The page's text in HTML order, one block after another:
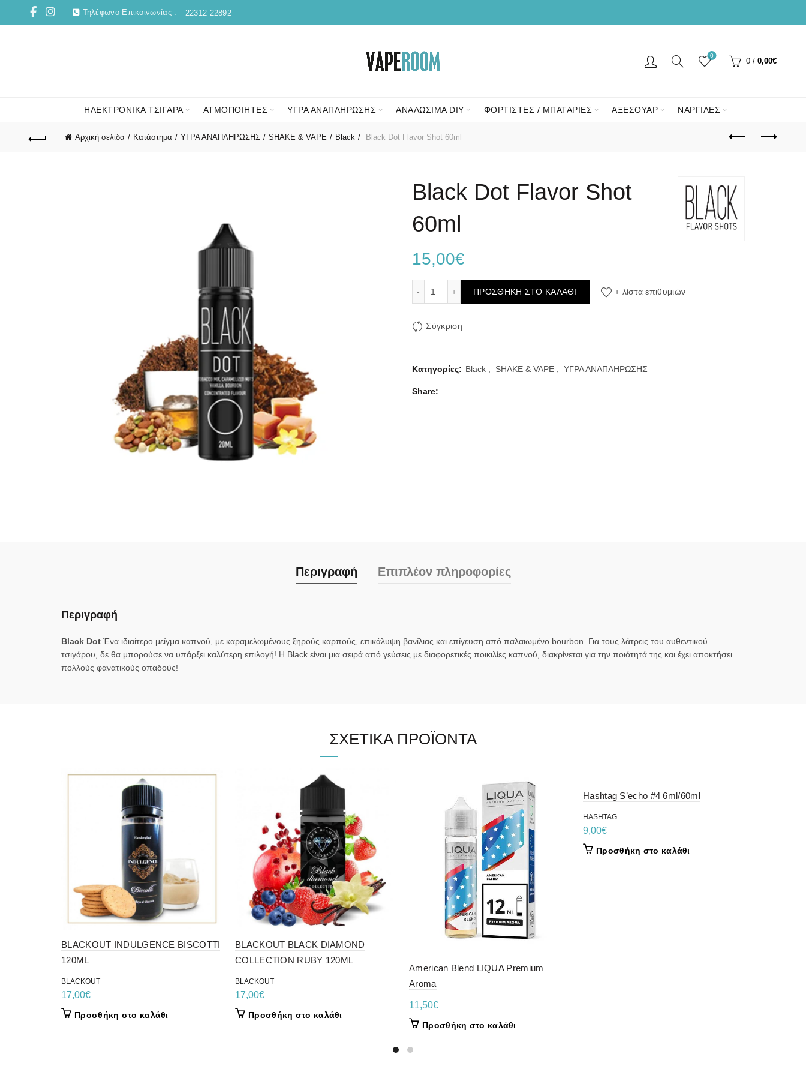
Τηλέφωνο Επικοινωνίας : 22312 22892
0
0 / 0,00€
ΗΛΕΚΤΡΟΝΙΚΑ ΤΣΙΓΑΡΑ ΑΤΜΟΠΟΙΗΤΕΣ ΥΓΡΑ ΑΝΑΠΛΗΡΩΣΗΣ ΑΝΑΛΩΣΙΜΑ DIY ΦΟΡΤΙΣΤΕΣ / ΜΠΑΤΑΡΙΕΣ ΑΞΕΣΟΥΑΡ ΝΑΡΓΙΛΕΣ
Αρχική σελίδα Κατάστημα ΥΓΡΑ ΑΝΑΠΛΗΡΩΣΗΣ SHAKE & VAPE Black Black Dot Flavor Shot 60ml
Black Dot Flavor Shot
60ml
15,00€
ΠΡΟΣΘΉΚΗ ΣΤΟ ΚΑΛΆΘΙ + λίστα επιθυμιών
Σύγκριση
Κατηγορίες: Black SHAKE & VAPE ΥΓΡΑ ΑΝΑΠΛΗΡΩΣΗΣ
Share
Περιγραφή Επιπλέον πληροφορίες
Περιγραφή
Black Dοt Ένα ιδιαίτερο μείγμα καπνού, με καραμελωμένους ξηρούς καρπούς, επικάλυψη βανίλιας και επίγευση από παλαιωμένο bourbon. Για τους λάτρεις του αυθεντικού
τσιγάρου, δε θα μπορούσε να υπάρξει καλύτερη επιλογή! Η Black είναι μια σειρά από γεύσεις με διαφορετικές ποικιλίες καπνού, διακρίνεται για την ποιότητά της και έχει αποκτήσει
πολλούς φανατικούς οπαδούς!
ΣΧΕΤΙΚΆ ΠΡΟΪΌΝΤΑ
BLACKOUT INDULGENCE BISCOTTI
120ML
BLACKOUT
17,00€
Προσθήκη στο καλάθι
BLACKOUT BLACK DIAMOND
COLLECTION RUBY 120ML
BLACKOUT
17,00€
Προσθήκη στο καλάθι
American Blend LIQUA Premium
Aroma
11,50€
Προσθήκη στο καλάθι
Hashtag S’echo #4 6ml/60ml
HASHTAG
9,00€
Προσθήκη στο καλάθι